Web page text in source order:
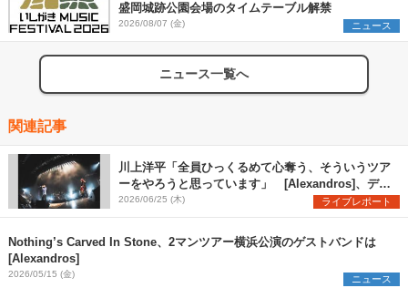
盛岡城跡公園会場のタイムテーブル解禁
2026/08/07 (金) ニュース
ニュース一覧へ
関連記事
川上洋平「全員ひっくるめて心奪う、そういうツア
ーをやろうと思っています」 [Alexandros]、デビ
ュー16年の歴史を網羅するようなセトリで『YOU
ARE WELCOME TOUR』開幕
2026/06/25 (木) ライブレポート
Nothing’s Carved In Stone、2マンツアー横浜公演のゲストバンドは
[Alexandros]
2026/05/15 (金) ニュース